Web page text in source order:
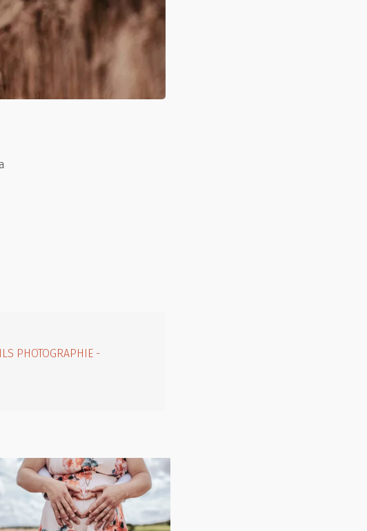
a
PHOTOGRAPHIE -